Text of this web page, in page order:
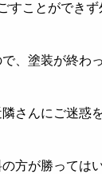
すことができ
、塗装が終わ
さんにご迷惑
方が勝っては